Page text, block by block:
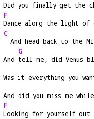
Did you finally get the
F
Dance along the light of
C
And head back to the
And
G
tell me, did Venus
Was it everything you
And did you miss me
F
Looking for yourself out